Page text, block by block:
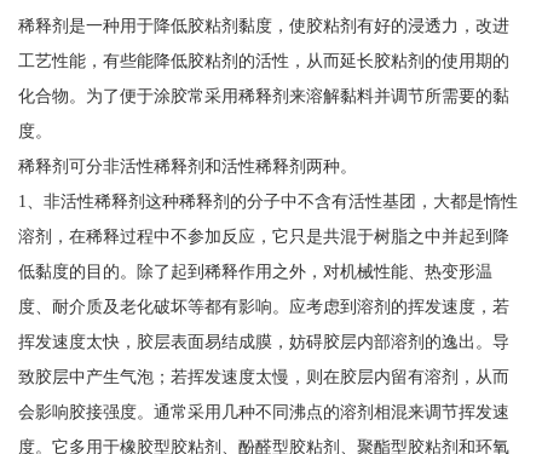
稀释剂是一种用于降低胶粘剂黏度，使胶粘剂有好的浸透力，改进
工艺性能，有些能降低胶粘剂的活性，从而延长胶粘剂的使用期的
化合物。为了便于涂胶常采用稀释剂来溶解黏料并调节所需要的黏
度。
稀释剂可分非活性稀释剂和活性稀释剂两种。
1、非活性稀释剂这种稀释剂的分子中不含有活性基团，大都是惰性
溶剂，在稀释过程中不参加反应，它只是共混于树脂之中并起到降
低黏度的目的。除了起到稀释作用之外，对机械性能、热变形温
度、耐介质及老化破坏等都有影响。应考虑到溶剂的挥发速度，若
挥发速度太快，胶层表面易结成膜，妨碍胶层内部溶剂的逸出。导
致胶层中产生气泡；若挥发速度太慢，则在胶层内留有溶剂，从而
会影响胶接强度。通常采用几种不同沸点的溶剂相混来调节挥发速
度。它多用于橡胶型胶粘剂、酚醛型胶粘剂、聚酯型胶粘剂和环氧